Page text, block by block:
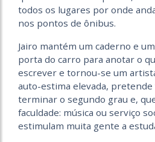
todos os lugares por onde
nos pontos de ônibus.
Jairo mantém um caderno e
porta do carro para anotar o
escrever e tornou-se um
auto-estima elevada,
terminar o segundo grau e,
faculdade: música ou serviço
estimulam muita gente a